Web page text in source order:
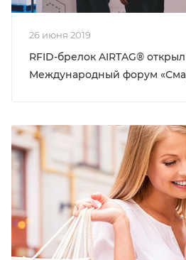
26 июня 2019
RFID-брелок AIRTAG®
Международный форум